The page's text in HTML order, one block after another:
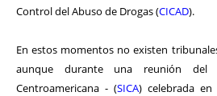
Control del Abuso de Drogas (CICAD).
En estos momentos no existen
aunque durante una reunión del
Centroamericana - (SICA) celebrada en